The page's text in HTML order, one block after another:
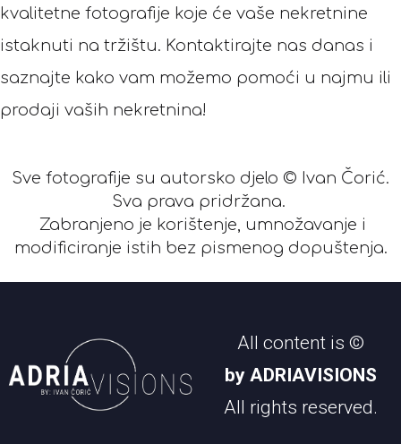
kvalitetne fotografije koje će vaše nekretnine
istaknuti na tržištu. Kontaktirajte nas danas i
saznajte kako vam možemo pomoći u najmu ili
prodaji vaših nekretnina!
Sve fotografije su autorsko djelo © Ivan Čorić.
Sva prava pridržana.
Zabranjeno je korištenje, umnožavanje i
modificiranje istih bez pismenog dopuštenja.
All content is ©
by ADRIAVISIONS
All rights reserved.